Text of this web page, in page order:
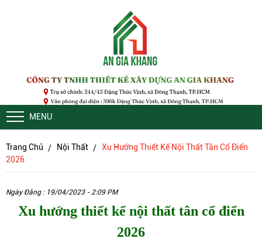
MENU
Trang Chủ Nội Thất
Xu Hướng Thiết Kế Nội Thất Tân Cổ Điển
2026
Ngày Đăng : 19/04/2023 - 2:09 PM
Xu hướng thiết kế nội thất tân cổ điển
2026